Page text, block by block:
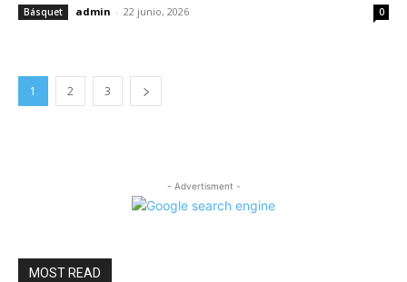
Básquet admin - 22 junio, 2026 0
1 2 3
- Advertisment -
MOST READ